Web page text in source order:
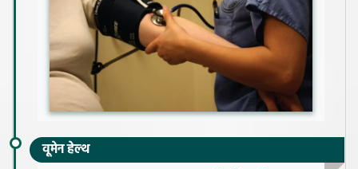
वूमेन हेल्थ